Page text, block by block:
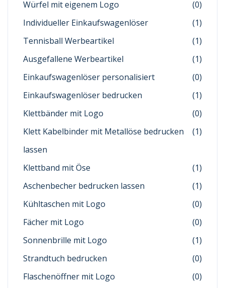
Würfel mit eigenem Logo
(0)
Individueller Einkaufswagenlöser
(1)
Tennisball Werbeartikel
(1)
Ausgefallene Werbeartikel
(1)
Einkaufswagenlöser personalisiert
(0)
Einkaufswagenlöser bedrucken
(1)
Klettbänder mit Logo
(0)
Klett Kabelbinder mit Metallöse bedrucken
lassen
(1)
Klettband mit Öse
(1)
Aschenbecher bedrucken lassen
(1)
Kühltaschen mit Logo
(0)
Fächer mit Logo
(0)
Sonnenbrille mit Logo
(1)
Strandtuch bedrucken
(0)
Flaschenöffner mit Logo
(0)